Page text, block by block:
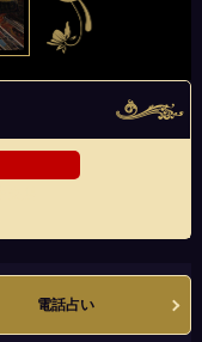
電話占い